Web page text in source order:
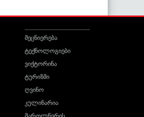
მეცნიერება
ტექნოლოგიები
ვიქტორინა
ტურიზმი
ღვინო
კულინარია